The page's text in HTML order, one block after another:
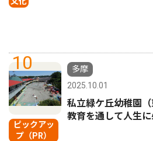
10
ピックアッ
プ（PR）
多摩
2025.10.01
私立緑ケ丘幼稚園
教育を通して人生